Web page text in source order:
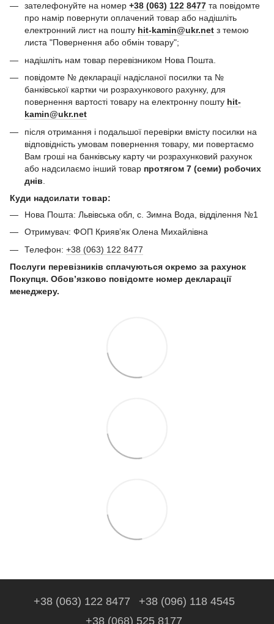
зателефонуйте на номер +38 (063) 122 8477 та повідомте
про намір повернути оплачений товар або надішліть
електронний лист на пошту hit-kamin@ukr.net з темою
листа "Повернення або обмін товару";
надішліть нам товар перевізником Нова Пошта.
повідомте № декларації надісланої посилки та №
банківської картки чи розрахункового рахунку, для
повернення вартості товару на електронну пошту hit-
kamin@ukr.net
після отримання і подальшої перевірки вмісту посилки на
відповідність умовам повернення товару, ми повертаємо
Вам гроші на банківську карту чи розрахунковий рахунок
або надсилаємо інший товар протягом 7 (семи) робочих
днів
Куди надсилати товар:
Нова Пошта: Львівська обл, с. Зимна Вода, відділення №1
Отримувач: ФОП Криявʼяк Олена Михайлівна
Телефон: +38 (063) 122 8477
Послуги перевізників сплачуються окремо за рахунок
Покупця. Обов’язково повідомте номер декларації
менеджеру.
+38 (063) 122 8477
+38 (096) 118 4545
+38 (068) 525 8177